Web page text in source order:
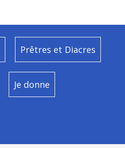
Prêtres et Diacres
Je donne